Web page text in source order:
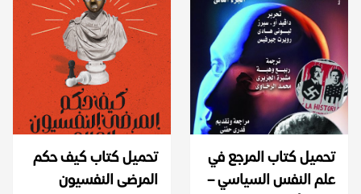
تحميل كتاب المرجع في
علم النفس السياسي –
تحميل كتاب كيف حكم
المرضى النفسيون